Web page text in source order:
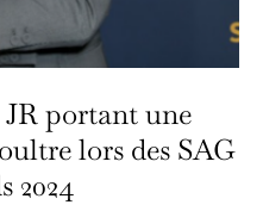
portant une
lors des SAG
2024